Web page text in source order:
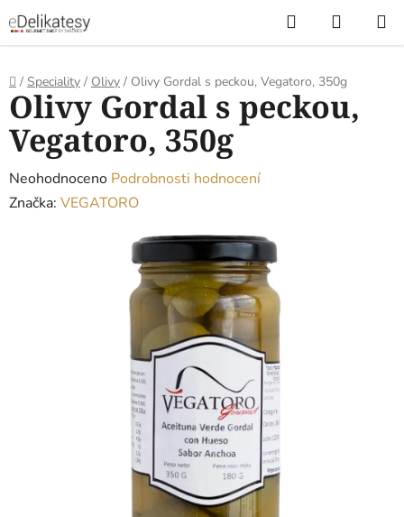
na
obsah
Hledat
KOŠÍK
Domů
/ Speciality / Olivy / Olivy Gordal s peckou, Vegatoro, 350g
Olivy Gordal s peckou,
Vegatoro, 350g
Průměrné
hodnocení
Neohodnoceno Podrobnosti hodnocení
Značka: VEGATORO